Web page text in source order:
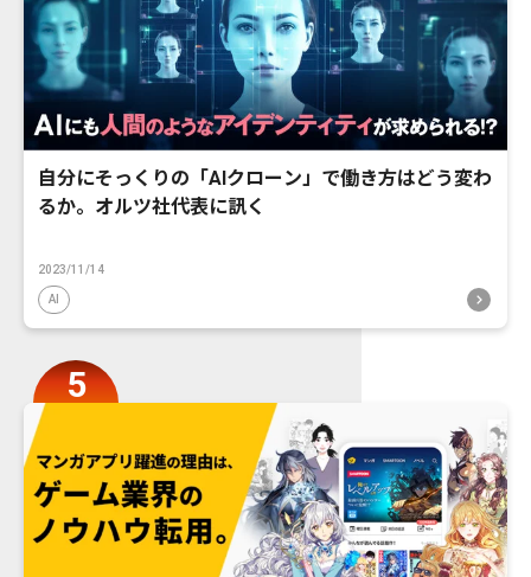
自分にそっくりの「AIクローン」で働き方はどう変わ
るか。オルツ社代表に訊く
2023/11/14
AI